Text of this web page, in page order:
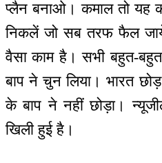
प्लैन बनाओ। कमाल तो यह
निकलें जो सब तरफ फैल
वैसा काम है। सभी बहुत-
बाप ने चुन लिया। भारत
के बाप ने नहीं छोड़ा।
खिली हुई है।